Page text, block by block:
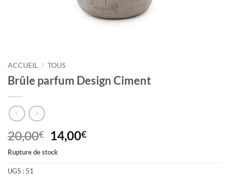
ACCUEIL / TOUS
Brûle parfum Design Ciment
20,00€
Le
prix
initial
14,00€Le
actuel
Rupture de stock
UGS : 51